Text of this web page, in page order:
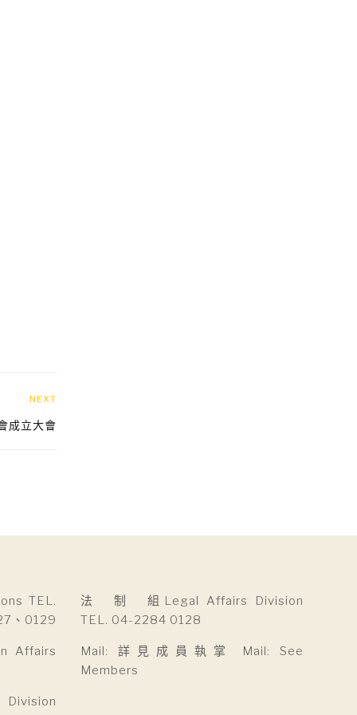
NEXT
成立大會
TEL.
、0129
Affairs
法 制 組Legal Affairs Division
TEL. 04-2284 0128
Mail: 詳見成員執掌 Mail: See
Members